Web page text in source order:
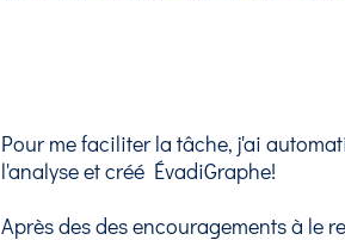
Pour me faciliter la tâche, j'ai
l'analyse et créé ÉvadiGraphe!
Après des des encouragements à le